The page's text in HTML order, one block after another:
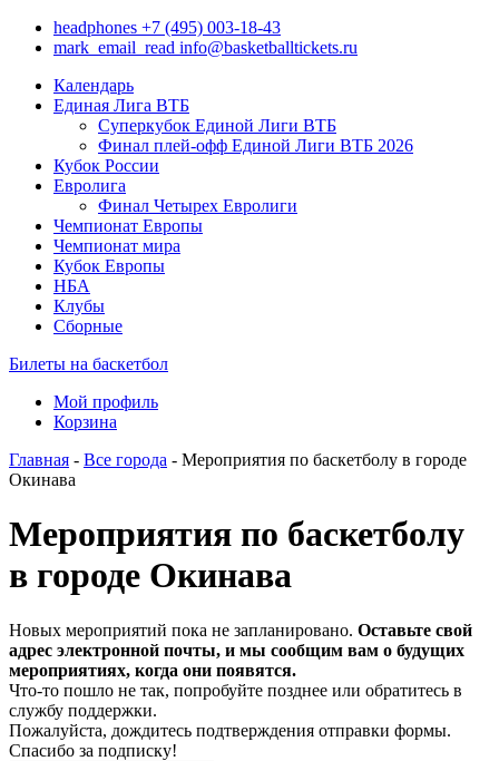
headphones +7 (495) 003-18-43
mark_email_read info@basketballtickets.ru
Календарь
Единая Лига ВТБ
Суперкубок Единой Лиги ВТБ
Финал плей-офф Единой Лиги ВТБ 2026
Кубок России
Евролига
Финал Четырех Евролиги
Чемпионат Европы
Чемпионат мира
Кубок Европы
НБА
Клубы
Сборные
Билеты на баскетбол
Мой профиль
Корзина
Главная - Все города - Мероприятия по баскетболу в городе
Окинава
Мероприятия по баскетболу
в городе Окинава
Новых мероприятий пока не запланировано. Оставьте свой
адрес электронной почты, и мы сообщим вам о будущих
мероприятиях, когда они появятся.
Что-то пошло не так, попробуйте позднее или обратитесь в
службу поддержки.
Пожалуйста, дождитесь подтверждения отправки формы.
Спасибо за подписку!